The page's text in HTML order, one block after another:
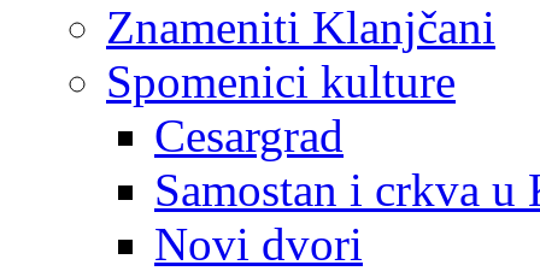
Znameniti Klanjčani
Spomenici kulture
Cesargrad
Samostan i crkva u
Novi dvori